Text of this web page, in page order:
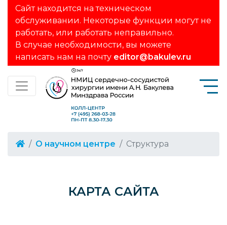
Сайт находится на техническом
обслуживании. Некоторые функции могут не
работать, или работать неправильно.
В случае необходимости, вы можете
написать нам на почту editor@bakulev.ru
О научном центре Структура
КАРТА САЙТА